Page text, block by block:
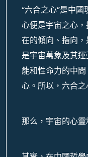
“六合之心”是中
心便是宇宙之心
在的傾向、指向
是宇宙萬象及其
能和性命力的中
心。所以，六合
那么，宇宙的心